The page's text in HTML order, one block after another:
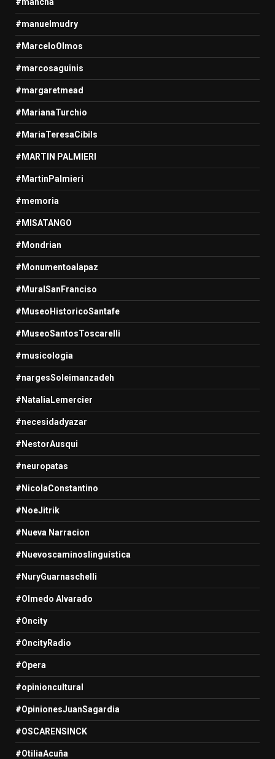
#manuelmudry
#MarceloOlmos
#marcosaguinis
#margaretmead
#MarianaTurchio
#MariaTeresaCibils
#MARTIN PALMIERI
#MartinPalmieri
#memoria
#MISATANGO
#Mondrian
#Monumentoalapaz
#MuralSanFranciso
#MuseoHistoricoSantafe
#MuseoSantosToscarelli
#musicologia
#nargesSoleimanzadeh
#NataliaLemercier
#necesidadyazar
#NestorAusqui
#neuropatas
#NicolaConstantino
#NoeJitrik
#Nueva Narracion
#Nuevoscaminoslinguística
#NuryGuarnaschelli
#Olmedo Alvarado
#Oncity
#OncityRadio
#Opera
#opinioncultural
#OpinionesJuanSagardia
#OSCARENSINCK
#OtiliaAcuña